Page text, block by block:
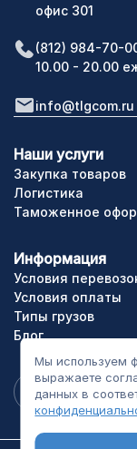
Мы используем
выражаете
данных в
офис 301
(812) 984-70-
10.00 - 20.00
info@tlgcom.ru
Закупка товаров
Наши услуги
Логистика
Таможенное
Информация
Условия
Условия оплаты
Типы грузов
Блог